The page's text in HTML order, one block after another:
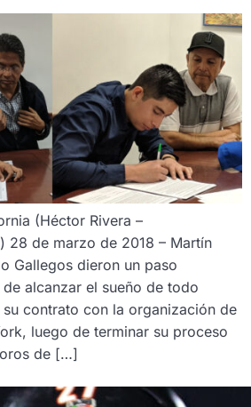
(Héctor Rivera –
28 de marzo de 2018 – Martín
Gallegos dieron un paso
alcanzar el sueño de todo
contrato con la organización de
luego de terminar su proceso
de […]